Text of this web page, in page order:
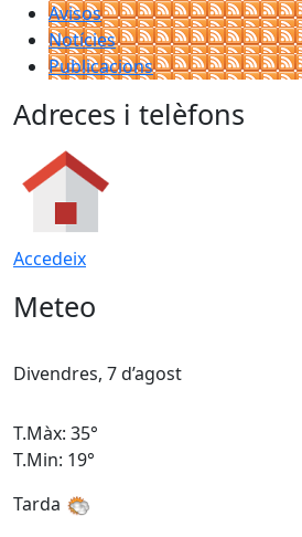
Avisos
Notícies
Publicacions
Adreces i telèfons
Accedeix
Meteo
Divendres, 7 d’agost
T.Màx: 35°
T.Min: 19°
Tarda